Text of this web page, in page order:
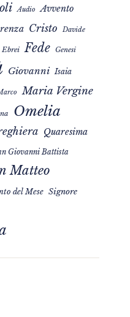
Audio Avvento
Cristo Davide
Ebrei Fede Genesi
Giovanni Isaia
Maria Vergine
Omelia
Quaresima
Giovanni Battista
Matteo
del Mese Signore